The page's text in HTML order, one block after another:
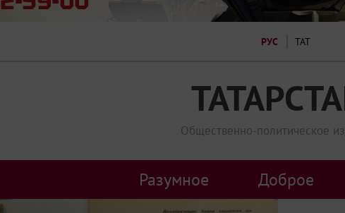
РУС ТАТ
Общественно-политическое
Разумное Доброе